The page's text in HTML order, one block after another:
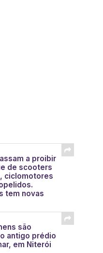
a proibir
de scooters
ciclomotores
tem novas
são
antigo prédio
em Niterói